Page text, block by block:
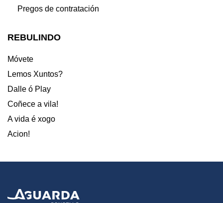
Pregos de contratación
REBULINDO
Móvete
Lemos Xuntos?
Dalle ó Play
Coñece a vila!
A vida é xogo
Acion!